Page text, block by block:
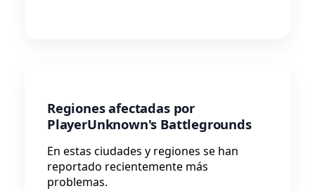
Regiones afectadas por
PlayerUnknown's Battlegrounds
En estas ciudades y regiones se han
reportado recientemente más
problemas.